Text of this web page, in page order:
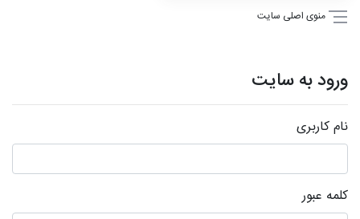
منوی اصلی سایت
ورود به سایت
نام کاربری
کلمه عبور